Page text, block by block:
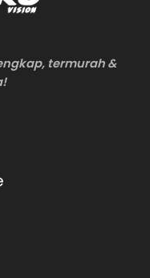
termurah &